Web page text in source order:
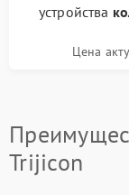
устройства
Цена
Trijicon